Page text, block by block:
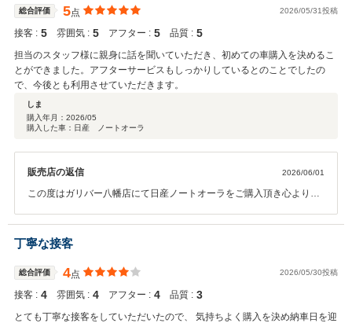
お願い申し上げます。
総合評価 5点 2026/05/31投稿
接客 : 5 雰囲気 : 5 アフター : 5 品質 : 5
担当のスタッフ様に親身に話を聞いていただき、初めての車購入を決めるこ
とができました。アフターサービスもしっかりしているとのことでしたの
で、今後とも利用させていただきます。
しま
購入年月： 2026/05
購入した車：日産 ノートオーラ
販売店の返信 2026/06/01
この度はガリバー八幡店にて日産ノートオーラをご購入頂き心より感
マ選びで緊張されている中、記念すべき一台目を当店にお任せ頂き私
共も大変嬉しく思います。 ご納車後もおクルマのメンテナンス等でお
困りの際は気兼ねなくご相談ください。 今後とも末永いお付き合いを
何卒宜しくお願い申し上げます。
丁寧な接客
総合評価 4点 2026/05/30投稿
接客 : 4 雰囲気 : 4 アフター : 4 品質 : 3
とても丁寧な接客をしていただいたので、 気持ちよく購入を決め納車日を迎